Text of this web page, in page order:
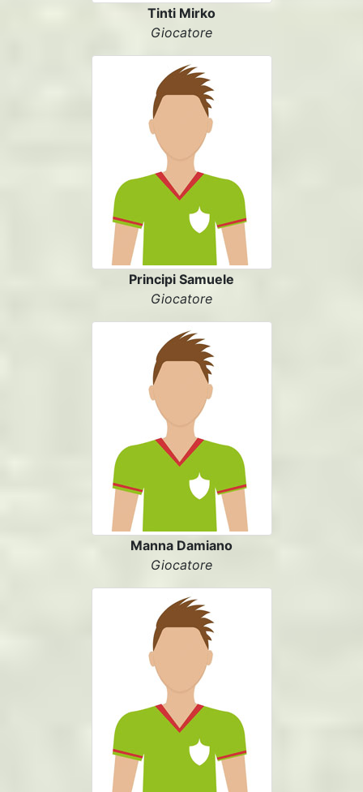
Tinti Mirko
Giocatore
Principi Samuele
Giocatore
Manna Damiano
Giocatore